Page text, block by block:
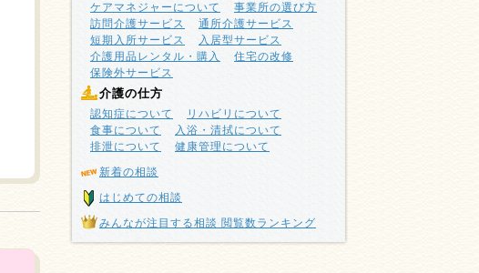
ケアマネジャーについて
事業所の選び方
訪問介護サービス
通所介護サービス
短期入所サービス
入居型サービス
介護用品レンタル・購入
住宅の改修
保険外サービス
介護の仕方
認知症について
リハビリについて
食事について
入浴・清拭について
排泄について
健康管理について
新着の相談
はじめての相談
みんなが注目する相談 閲覧数ランキング